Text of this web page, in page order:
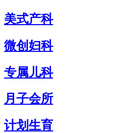
美式产科
微创妇科
专属儿科
月子会所
计划生育